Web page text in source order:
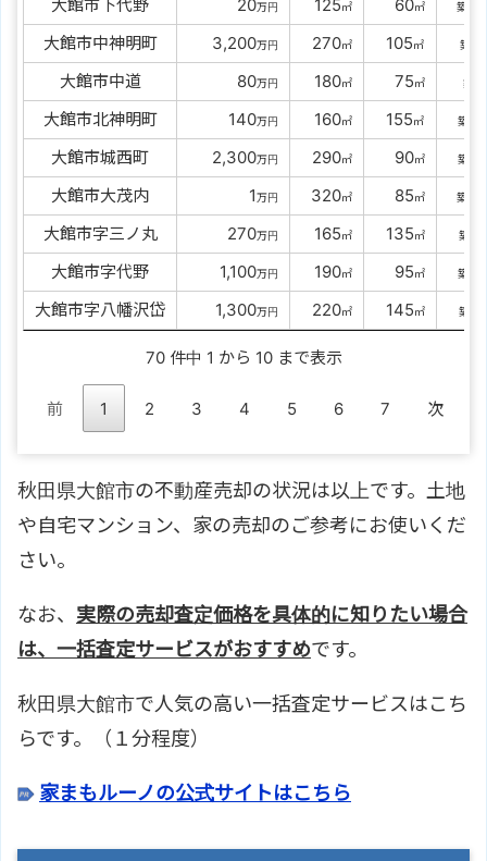
大館市下代野 20万円 125㎡ 60㎡ 築
大館市中神明町
3,200万円 270㎡ 105㎡ 築
大館市中道 80万円 180㎡ 75㎡ 築
大館市北神明町 140万円 160㎡ 155㎡ 築
大館市城西町
2,300万円 290㎡ 90㎡ 築
大館市大茂内
1万円 320㎡ 85㎡ 築
大館市字三ノ丸
270万円 165㎡ 135㎡ 築
大館市字代野 1,100万円 190㎡ 95㎡ 築
大館市字八幡沢岱
1,300万円 220㎡ 145㎡ 築
70 件中 1 から 10 まで表示
前 1 2 3 4 5 6 7 次
秋田県大館市の不動産売却の状況は以上です。土地
や自宅マンション、家の売却のご参考にお使いくだ
さい。
なお、 実際の売却査定価格を具体的に知りたい場合
は、一括査定サービスがおすすめです。
秋田県大館市で人気の高い一括査定サービスはこち
らです。（１分程度）
家まもルーノの公式サイトはこちら